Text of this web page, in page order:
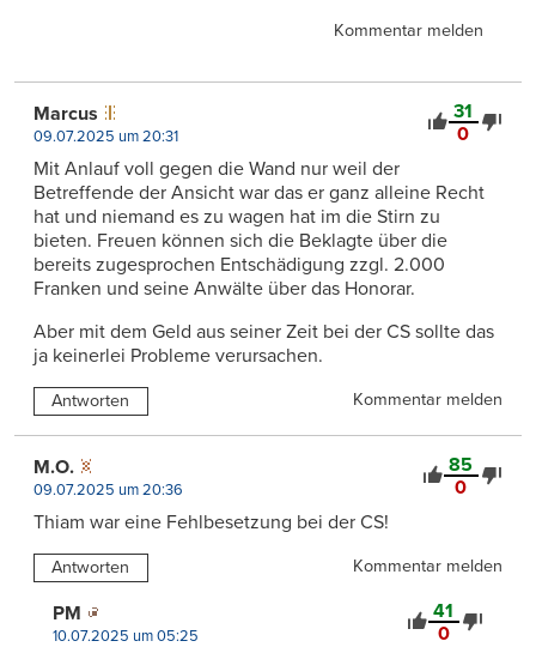
Kommentar melden
31
0
Marcus
09.07.2025 um 20:31
Mit Anlauf voll gegen die Wand nur weil der
Betreffende der Ansicht war das er ganz alleine Recht
hat und niemand es zu wagen hat im die Stirn zu
bieten. Freuen können sich die Beklagte über die
bereits zugesprochen Entschädigung zzgl. 2.000
Franken und seine Anwälte über das Honorar.
Aber mit dem Geld aus seiner Zeit bei der CS sollte das
ja keinerlei Probleme verursachen.
Antworten Kommentar melden
85
0
M.O.
09.07.2025 um 20:36
Thiam war eine Fehlbesetzung bei der CS!
Antworten Kommentar melden
41
0
PM
10.07.2025 um 05:25